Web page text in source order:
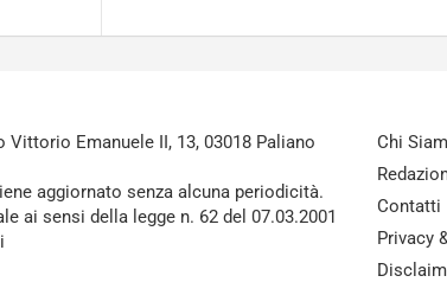
Vittorio Emanuele II, 13, 03018 Paliano
aggiornato senza alcuna periodicità.
ai sensi della legge n. 62 del 07.03.2001
Chi
Contatti
Privacy